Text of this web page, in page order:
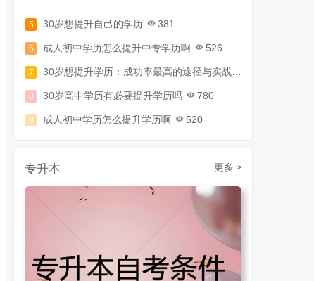
30岁怎么提升学历
成人大专学历提升报考流程详解：从报名条件到成功入学全指南
30岁想提升自己的学历
成人初中学历怎么提升中专学历啊 526
专升本 更多 >